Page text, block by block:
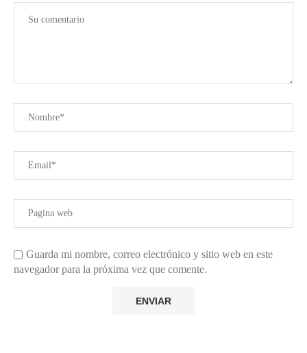
Guarda mi nombre, correo electrónico y sitio web en este
navegador para la próxima vez que comente.